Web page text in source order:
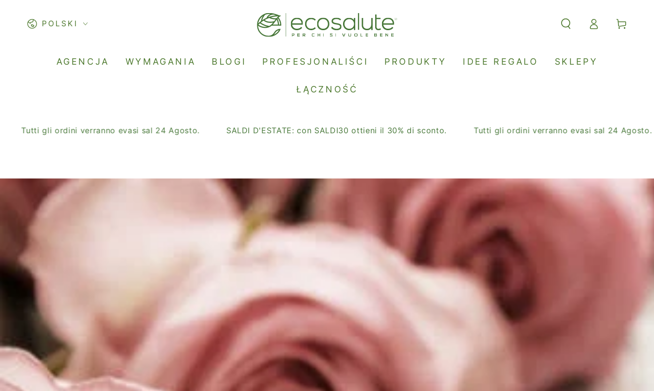
Lingua
POLSKI
AGENCJA WYMAGANIA BLOGI PROFESJONALIŚCI PRODUKTY IDEE REGALO SKLEPY
ŁĄCZNOŚĆ
Accesso Carello
gli ordini verranno evasi sal 24 Agosto. SALDI D'ESTATE: con SALDI30 ottieni il 30% di sconto. Tutti gli ordini verranno evasi sal 24 Agosto.